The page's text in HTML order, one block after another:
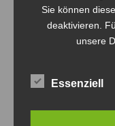
Sie können
deaktivieren.
unsere
Essenziell